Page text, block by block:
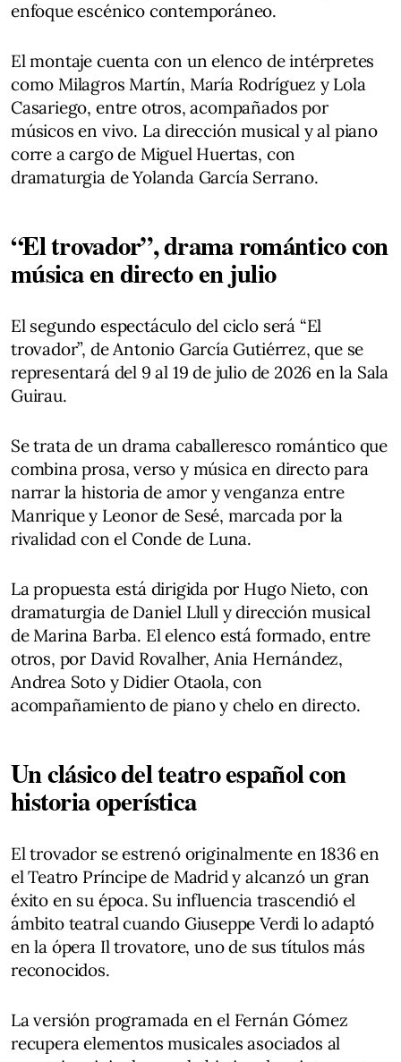
enfoque escénico contemporáneo.
El montaje cuenta con un elenco de intérpretes
como Milagros Martín, María Rodríguez y Lola
Casariego, entre otros, acompañados por
músicos en vivo. La dirección musical y al piano
corre a cargo de Miguel Huertas, con
dramaturgia de Yolanda García Serrano.
“El trovador”, drama romántico con
música en directo en julio
El segundo espectáculo del ciclo será “El
trovador”, de Antonio García Gutiérrez, que se
representará del 9 al 19 de julio de 2026 en la Sala
Guirau.
Se trata de un drama caballeresco romántico que
combina prosa, verso y música en directo para
narrar la historia de amor y venganza entre
Manrique y Leonor de Sesé, marcada por la
rivalidad con el Conde de Luna.
La propuesta está dirigida por Hugo Nieto, con
dramaturgia de Daniel Llull y dirección musical
de Marina Barba. El elenco está formado, entre
otros, por David Rovalher, Ania Hernández,
Andrea Soto y Didier Otaola, con
acompañamiento de piano y chelo en directo.
Un clásico del teatro español con
historia operística
El trovador se estrenó originalmente en 1836 en
el Teatro Príncipe de Madrid y alcanzó un gran
éxito en su época. Su influencia trascendió el
ámbito teatral cuando Giuseppe Verdi lo adaptó
en la ópera Il trovatore, uno de sus títulos más
reconocidos.
La versión programada en el Fernán Gómez
recupera elementos musicales asociados al